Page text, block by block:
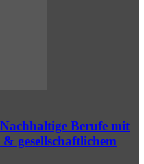
Berufe mit
gesellschaftlichem